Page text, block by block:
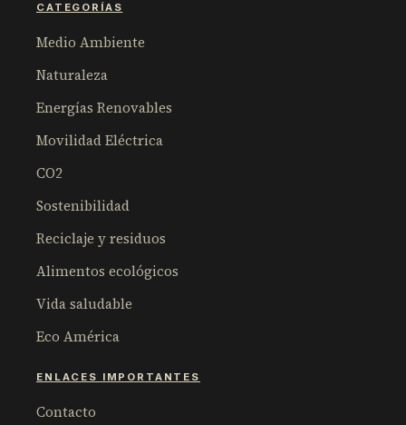
CATEGORÍAS
Medio Ambiente
Naturaleza
Energías Renovables
Movilidad Eléctrica
CO2
Sostenibilidad
Reciclaje y residuos
Alimentos ecológicos
Vida saludable
Eco América
ENLACES IMPORTANTES
Contacto